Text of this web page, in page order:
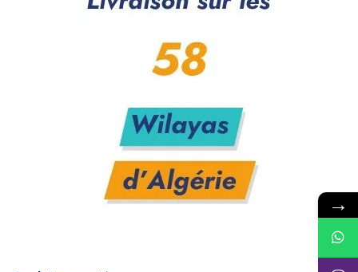
→